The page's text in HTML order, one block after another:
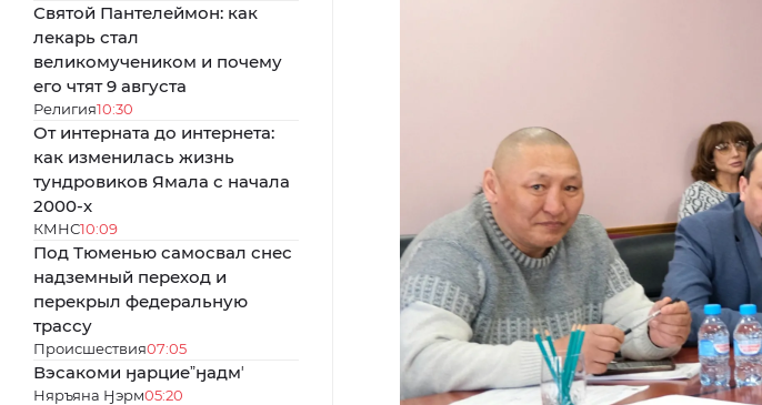
Святой Пантелеймон: как
лекарь стал
великомучеником и почему
его чтят 9 августа
Религия10:30
От интерната до интернета:
как изменилась жизнь
тундровиков Ямала с начала
2000-х
КМНС10:09
Под Тюменью самосвал снес
надземный переход и
перекрыл федеральную
трассу
Происшествия07:05
Вэсакоми ӈарциеˮӈадмʼ
Няръяна Ӈэрм05:20